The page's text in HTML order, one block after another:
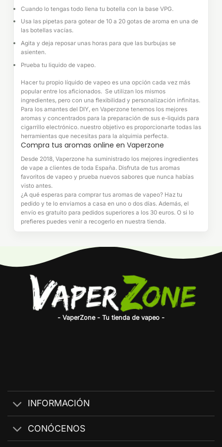
Cuando lo tengas todo llena tu botella con la base VPG.
Usa las pipetas para gotear de 10 a 20 gotas de aroma en una de
las botellas vacías.
Agita y deja reposar unas horas para que las burbujas se
asienten.
Prueba tu liquido de vapeo.
Hacer tu propio líquido de vapeo es una opción cada vez más
popular entre los aficionados. Se utilizan los mismos
ingredientes, pero con una flexibilidad y personalización infinitas.
Para los amantes del DIY, en Vaperzone tenemos los mejores
aromas y concentrados para la preparación de sus e-liquids para
cigarrillo electrónico. nuestro objetivo es proporcionarte todas las
herramientas que necesitas para la alquimia perfecta.
Compra tus aromas online en Vaperzone
Desde 2018, Vaperzone ha suministrado los mejores ingredientes
de vape a clientes de toda España. Disfruta de tus aromas
favoritos de vapeo y prueba nuevos sabores que nunca habías
visto antes.
¿A qué esperas para comprar tus aromas de vapeo? Haz tu
pedido y te lo enviamos a casa en uno o dos días. Además, el
envío es gratuito para pedidos superiores a los 30 euros. O si lo
prefieres puedes venir a recogerlo en nuestra tienda.
- VaperZone - Tu tienda de vapeo -
INFORMACIÓN
CONÓCENOS